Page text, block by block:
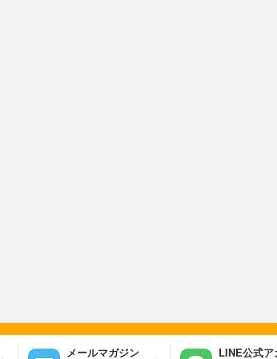
メールマガジン LINE公式ア